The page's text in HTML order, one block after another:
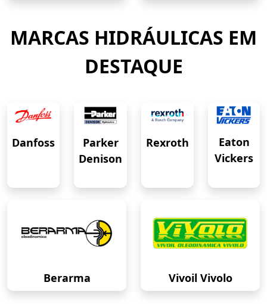
MARCAS HIDRÁULICAS EM
DESTAQUE
Danfoss
Parker
Denison
Rexroth
Eaton
Vickers
Berarma Vivoil Vivolo